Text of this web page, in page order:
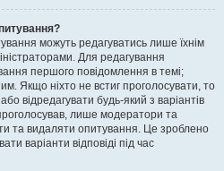
можуть редагуватись лише їхнім
Для редагування
першого повідомлення в темі;
Якщо ніхто не встиг проголосувати, то
відредагувати будь-який з варіантів
лише модератори та
та видаляти опитування. Це зроблено
варіанти відповіді під час